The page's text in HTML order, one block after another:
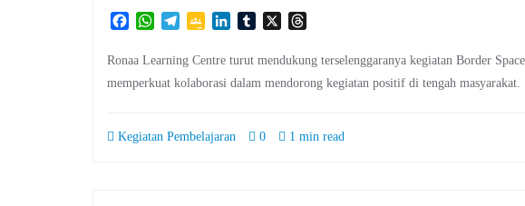
FacebookWhatsApp
TelegramGoogleLinkedInTumblr
X
Ronaa Learning Centre turut mendukung terselenggaranya kegiatan Border
memperkuat kolaborasi dalam mendorong kegiatan positif di tengah masyarakat.
Kegiatan Pembelajaran 0 1 min read